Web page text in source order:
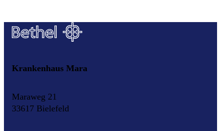
Krankenhaus Mara
Maraweg 21
33617 Bielefeld